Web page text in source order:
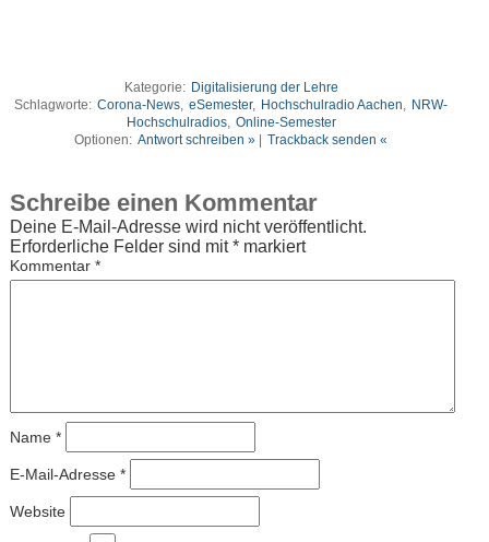
Kategorie: Digitalisierung der Lehre
Schlagworte: Corona-News, eSemester, Hochschulradio Aachen, NRW-
Hochschulradios, Online-Semester
Optionen: Antwort schreiben » Trackback senden «
Schreibe einen Kommentar
Deine E-Mail-Adresse wird nicht veröffentlicht.
Erforderliche Felder sind mit*markiert
Kommentar *
Name *
E-Mail-Adresse *
Website